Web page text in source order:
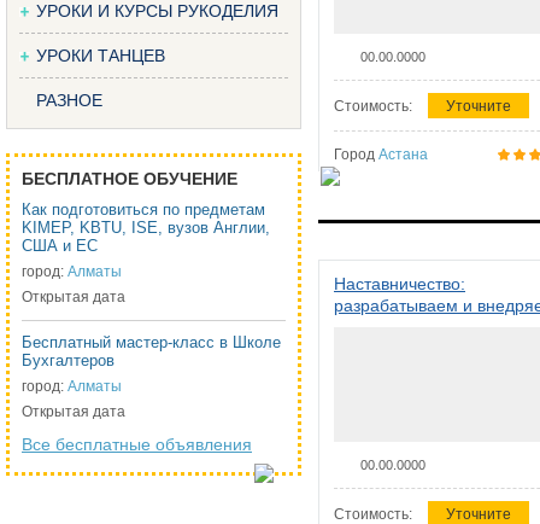
УРОКИ И КУРСЫ РУКОДЕЛИЯ
УРОКИ ТАНЦЕВ
РАЗНОЕ
БЕСПЛАТНОЕ ОБУЧЕНИЕ
Как подготовиться по предметам
KIMEP, KBTU, ISE, вузов Англии,
США и ЕС
город: Алматы
Открытая дата
Бесплатный мастер-класс в Школе
Бухгалтеров
город: Алматы
Открытая дата
Все бесплатные объявления
00.00.0000
Стоимость: Уточните
Город Астана
Наставничество:
разрабатываем и
00.00.0000
Стоимость: Уточните